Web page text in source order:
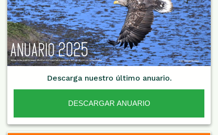
Descarga nuestro último anuario.
DESCARGAR ANUARIO